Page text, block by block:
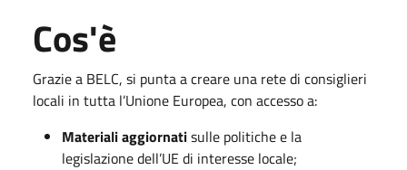
Cos'è
Grazie a BELC, si punta a creare una rete di consiglieri
locali in tutta l’Unione Europea, con accesso a:
Materiali aggiornatisulle politiche e la
legislazione dell’UE di interesse locale;